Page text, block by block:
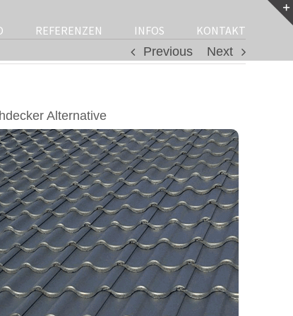
REFERENZEN INFOS
KONTAKT
Previous
Next
Alternative